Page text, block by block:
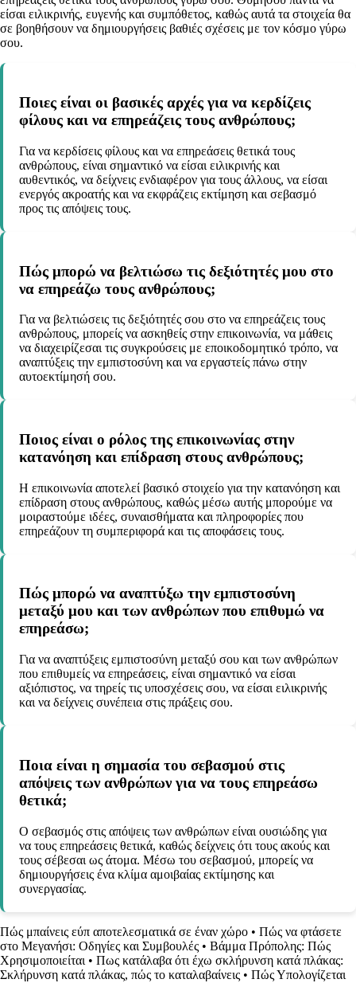
είσαι ειλικρινής, ευγενής και συμπόθετος, καθώς αυτά τα στοιχεία θα
σε βοηθήσουν να δημιουργήσεις βαθιές σχέσεις με τον κόσμο γύρω
σου.
Ποιες είναι οι βασικές αρχές για να κερδίζεις
φίλους και να επηρεάζεις τους ανθρώπους;
Για να κερδίσεις φίλους και να επηρεάσεις θετικά τους
ανθρώπους, είναι σημαντικό να είσαι ειλικρινής και
αυθεντικός, να δείχνεις ενδιαφέρον για τους άλλους, να είσαι
ενεργός ακροατής και να εκφράζεις εκτίμηση και σεβασμό
προς τις απόψεις τους.
Πώς μπορώ να βελτιώσω τις δεξιότητές μου στο
να επηρεάζω τους ανθρώπους;
Για να βελτιώσεις τις δεξιότητές σου στο να επηρεάζεις τους
ανθρώπους, μπορείς να ασκηθείς στην επικοινωνία, να μάθεις
να διαχειρίζεσαι τις συγκρούσεις με εποικοδομητικό τρόπο, να
αναπτύξεις την εμπιστοσύνη και να εργαστείς πάνω στην
αυτοεκτίμησή σου.
Ποιος είναι ο ρόλος της επικοινωνίας στην
κατανόηση και επίδραση στους ανθρώπους;
Η επικοινωνία αποτελεί βασικό στοιχείο για την κατανόηση και
επίδραση στους ανθρώπους, καθώς μέσω αυτής μπορούμε να
μοιραστούμε ιδέες, συναισθήματα και πληροφορίες που
επηρεάζουν τη συμπεριφορά και τις αποφάσεις τους.
Πώς μπορώ να αναπτύξω την εμπιστοσύνη
μεταξύ μου και των ανθρώπων που επιθυμώ να
επηρεάσω;
Για να αναπτύξεις εμπιστοσύνη μεταξύ σου και των ανθρώπων
που επιθυμείς να επηρεάσεις, είναι σημαντικό να είσαι
αξιόπιστος, να τηρείς τις υποσχέσεις σου, να είσαι ειλικρινής
και να δείχνεις συνέπεια στις πράξεις σου.
Ποια είναι η σημασία του σεβασμού στις
απόψεις των ανθρώπων για να τους επηρεάσω
θετικά;
Ο σεβασμός στις απόψεις των ανθρώπων είναι ουσιώδης για
να τους επηρεάσεις θετικά, καθώς δείχνεις ότι τους ακούς και
τους σέβεσαι ως άτομα. Μέσω του σεβασμού, μπορείς να
δημιουργήσεις ένα κλίμα αμοιβαίας εκτίμησης και
συνεργασίας.
Πώς μπαίνεις εύπ αποτελεσματικά σε έναν χώρο • Πώς να φτάσετε
στο Μεγανήσι: Οδηγίες και Συμβουλές • Βάμμα Πρόπολης: Πώς
Χρησιμοποιείται • Πως κατάλαβα ότι έχω σκλήρυνση κατά πλάκας:
Σκλήρυνση κατά πλάκας, πώς το καταλαβαίνεις • Πώς Υπολογίζεται